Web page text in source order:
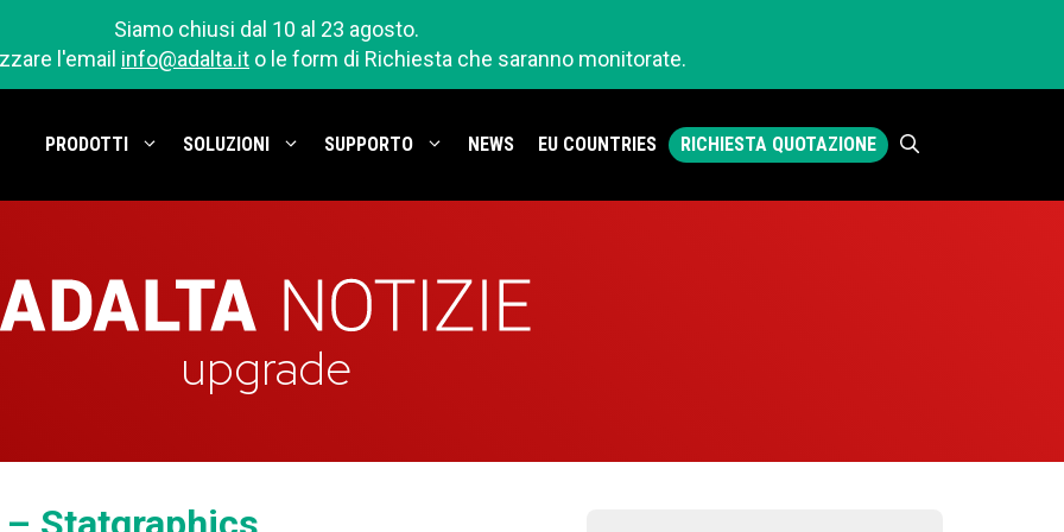
Siamo chiusi dal 10 al 23 agosto.
l'email info@adalta.it o le form di Richiesta che saranno monitorate.
PRODOTTI SOLUZIONI SUPPORTO NEWS EU COUNTRIES RICHIESTA QUOTAZIONE
upgrade